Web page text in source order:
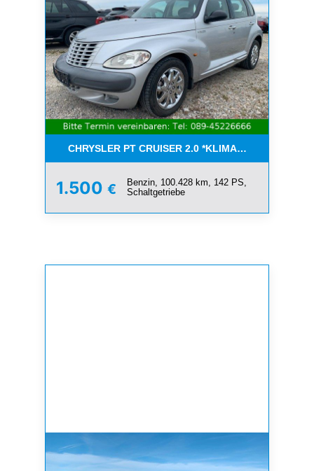
CHRYSLER PT CRUISER 2.0
1.500 €
Benzin, 100.428 km, 142 PS,
Schaltgetriebe